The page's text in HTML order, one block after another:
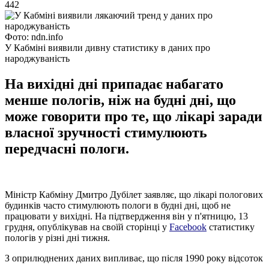
442
Фото: ndn.info
У Кабміні виявили дивну статистику в даних про
народжуваність
На вихідні дні припадає набагато
менше пологів, ніж на будні дні, що
може говорити про те, що лікарі заради
власної зручності стимулюють
передчасні пологи.
Міністр Кабміну Дмитро Дубілет заявляє, що лікарі пологових
будинків часто стимулюють пологи в будні дні, щоб не
працювати у вихідні. На підтвердження він у п'ятницю, 13
грудня, опублікував на своїй сторінці у Facebook статистику
пологів у різні дні тижня.
З оприлюднених даних випливає, що після 1990 року відсоток